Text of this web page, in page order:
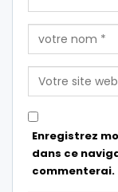
Enregistrez
dans ce
commenterai.